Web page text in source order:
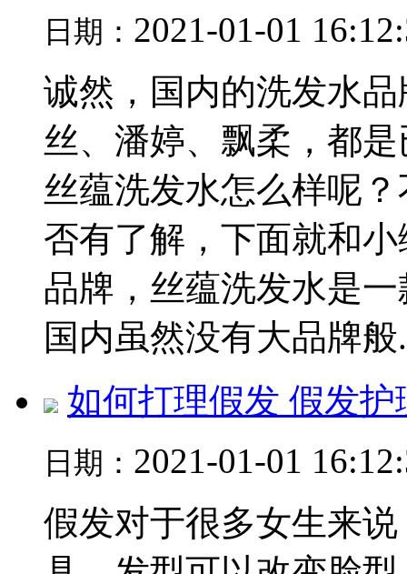
日期： 2021-01-01
诚然，国内的洗发水
丝、潘婷、飘柔，都
丝蕴洗发水怎么样呢
否有了解，下面就和
品牌，丝蕴洗发水是
国内虽然没有大品牌般
如何打理假发 假发
日期： 2021-01-01
假发对于很多女生来